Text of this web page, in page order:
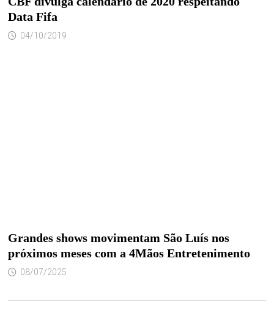
Data Fifa
04/10/2019
Grandes shows movimentam São Luís nos
próximos meses com a 4Mãos Entretenimento
08/07/2025